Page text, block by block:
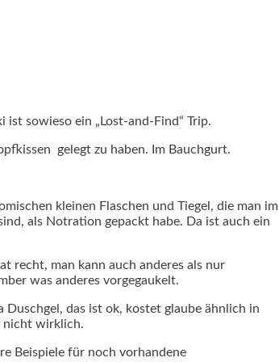
ist sowieso ein „Lost-and-Find“ Trip.
gelegt zu haben. Im Bauchgurt.
kleinen Flaschen und Tiegel, die man im
als Notration gepackt habe. Da ist auch ein
recht, man kann auch anderes als nur
was anderes vorgegaukelt.
das ist ok, kostet glaube ähnlich in
nicht wirklich.
Beispiele für noch vorhandene